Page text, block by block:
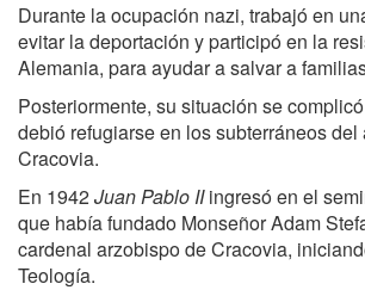
Durante la ocupación nazi, trabajó en
evitar la deportación y participó en la
Alemania, para ayudar a salvar a
Posteriormente, su situación se
debió refugiarse en los subterráneos
Cracovia.
En 1942Juan Pablo IIingresó en el
que había fundado Monseñor Adam
cardenal arzobispo de Cracovia,
Teología.